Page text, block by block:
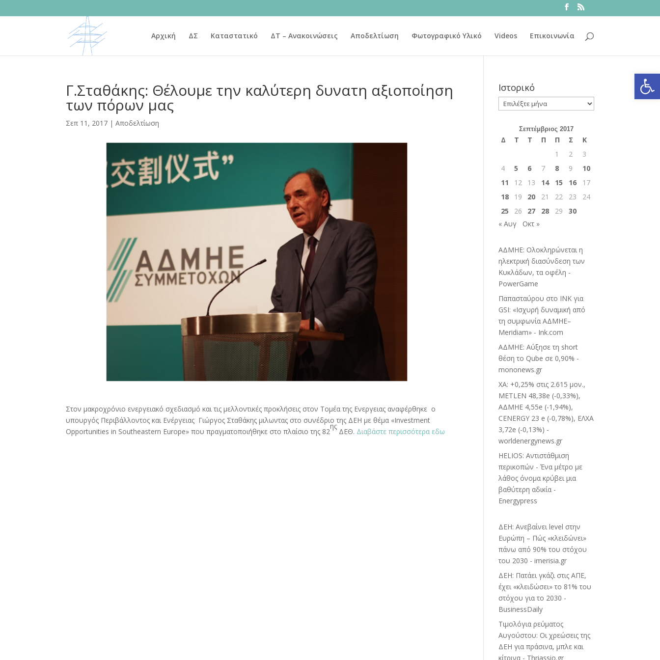
Αρχική ΔΣ Καταστατικό ΔΤ – Ανακοινώσεις Αποδελτίωση Φωτογραφικό Υλικό Videos Επικοινωνία
Γ.Σταθάκης: Θέλουμε την καλύτερη δυνατη αξιοποίηση
των πόρων μας
Σεπ 11, 2017 |Αποδελτίωση
Στον μακροχρόνιο ενεργειακό σχεδιασμό και τις μελλοντικές προκλήσεις στον Τομέα της Ενεργειας αναφέρθηκε ο
υπουργός Περιβάλλοντος και Ενέργειας Γιώργος Σταθάκης μιλωντας στο συνέδριο της ΔΕΗ με θέμα «Investment
Opportunities in Southeastern Europe» που πραγματοποιήθηκε στο πλαίσιο της 82
ης
ΔΕΘ. Διαβάστε περισσότερα εδω
Ιστορικό
Ιστορικό
Σεπτέμβριος 2017
Δ Τ Τ Π Π Σ
Κ
1
2
3
4
5 6 7 8 9
10
11
12 13 14 15 16
17
18
19 20 21 22 23
24
25
26 27 28 29
30
« Αυγ
Οκτ »
ΑΔΜΗΕ: Ολοκληρώνεται η
ηλεκτρική διασύνδεση των
Κυκλάδων, τα οφέλη -
PowerGame
Παπασταύρου στο INK για
GSI: «Ισχυρή δυναμική από
τη συμφωνία ΑΔΜΗΕ–
Meridiam» - Ink.com
ΑΔΜΗΕ: Αύξησε τη short
θέση το Qube σε 0,90% -
mononews.gr
ΧΑ: +0,25% στις 2.615 μον.,
METLEN 48,38e (-0,33%),
ΑΔΜΗΕ 4,55e (-1,94%),
CENERGY 23 e (-0,78%), ΕΛΧΑ
3,72e (-0,13%) -
worldenergynews.gr
HELIOS: Αντιστάθμιση
περικοπών - Ένα μέτρο με
λάθος όνομα κρύβει μια
βαθύτερη αδικία -
Energypress
ΔΕΗ: Ανεβαίνει level στην
Ευρώπη – Πώς «κλειδώνει»
πάνω από 90% του στόχου
του 2030 - imerisia.gr
ΔΕΗ: Πατάει γκάζι στις ΑΠΕ,
έχει «κλειδώσει» το 81% του
στόχου για το 2030 -
BusinessDaily
Τιμολόγια ρεύματος
Αυγούστου: Οι χρεώσεις της
ΔΕΗ για πράσινα, μπλε και
κίτρινα - Thriassio.gr